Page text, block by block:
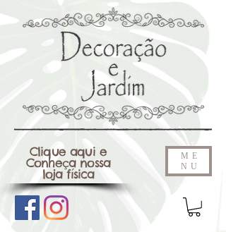
Clique aqui e
Conheça nossa
loja física
ME
NU